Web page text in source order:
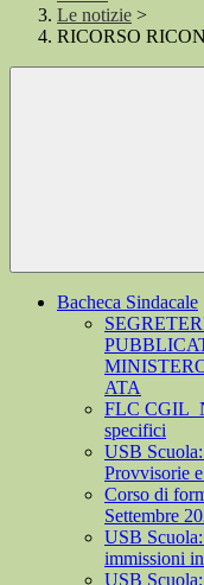
Le notizie >
RICORSO
Bacheca Sindacale
ATA
FLC
specifici
USB
Provvisorie
Corso di
Settembre
USB
immissioni
USB